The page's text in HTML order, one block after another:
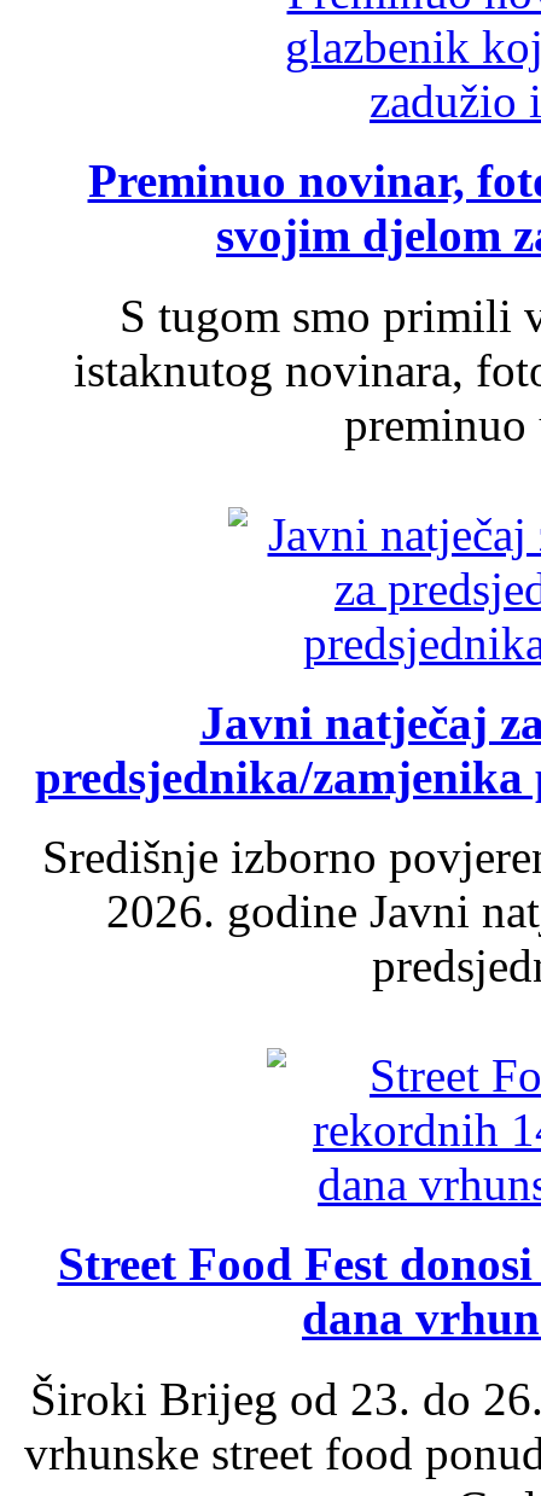
Preminuo novinar,
svojim djelom
S tugom smo primili
istaknutog novinara,
Javni natječaj
predsjednika/
Središnje izborno
2026. godine Javni
Street Food Fest
dana
Široki Brijeg od 23. do
vrhunske street food